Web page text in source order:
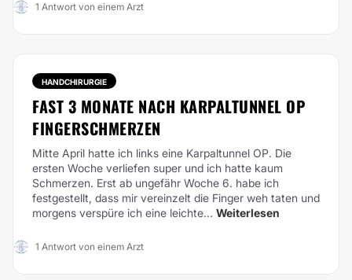
1 Antwort von einem Arzt
HANDCHIRURGIE
FAST 3 MONATE NACH KARPALTUNNEL OP
FINGERSCHMERZEN
Mitte April hatte ich links eine Karpaltunnel OP. Die
ersten Woche verliefen super und ich hatte kaum
Schmerzen. Erst ab ungefähr Woche 6. habe ich
festgestellt, dass mir vereinzelt die Finger weh taten und
morgens verspüre ich eine leichte... Weiterlesen
1 Antwort von einem Arzt